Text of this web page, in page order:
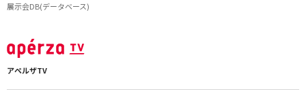
展示会DB(データベース)
アペルザTV